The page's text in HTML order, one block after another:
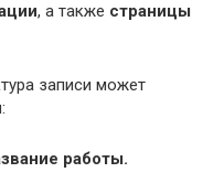
, а также страницы
записи может
работы.